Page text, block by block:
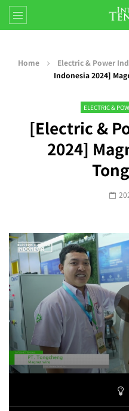
Home Electric & Power
Indonesia 2024]
ELECTRIC &
[Electric &
2024]